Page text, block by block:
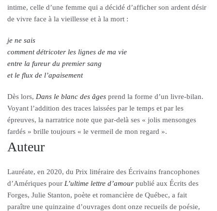
intime, celle d’une femme qui a décidé d’afficher son ardent désir
de vivre face à la vieillesse et à la mort :
je ne sais
comment détricoter les lignes de ma vie
entre la fureur du premier sang
et le flux de l’apaisement
Dès lors, Dans le blanc des âges prend la forme d’un livre-bilan.
Voyant l’addition des traces laissées par le temps et par les
épreuves, la narratrice note que par-delà ses « jolis mensonges
fardés » brille toujours « le vermeil de mon regard ».
Auteur
Lauréate, en 2020, du Prix littéraire des Écrivains francophones
d’Amériques pour L’ultime lettre d’amour publié aux Écrits des
Forges, Julie Stanton, poète et romancière de Québec, a fait
paraître une quinzaine d’ouvrages dont onze recueils de poésie,